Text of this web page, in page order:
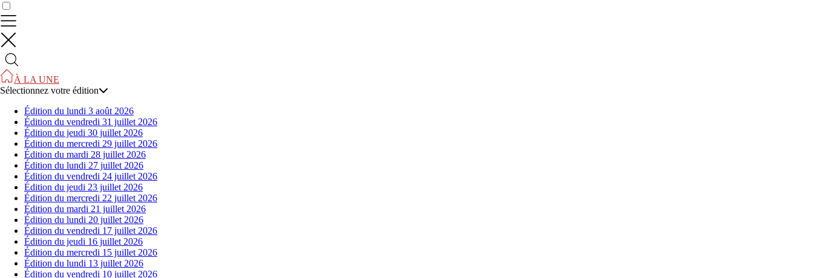
À LA UNE
Sélectionnez votre édition
Édition du lundi 3 août 2026
Édition du vendredi 31 juillet 2026
Édition du jeudi 30 juillet 2026
Édition du mercredi 29 juillet 2026
Édition du mardi 28 juillet 2026
Édition du lundi 27 juillet 2026
Édition du vendredi 24 juillet 2026
Édition du jeudi 23 juillet 2026
Édition du mercredi 22 juillet 2026
Édition du mardi 21 juillet 2026
Édition du lundi 20 juillet 2026
Édition du vendredi 17 juillet 2026
Édition du jeudi 16 juillet 2026
Édition du mercredi 15 juillet 2026
Édition du lundi 13 juillet 2026
Édition du vendredi 10 juillet 2026
Contrôler vos données